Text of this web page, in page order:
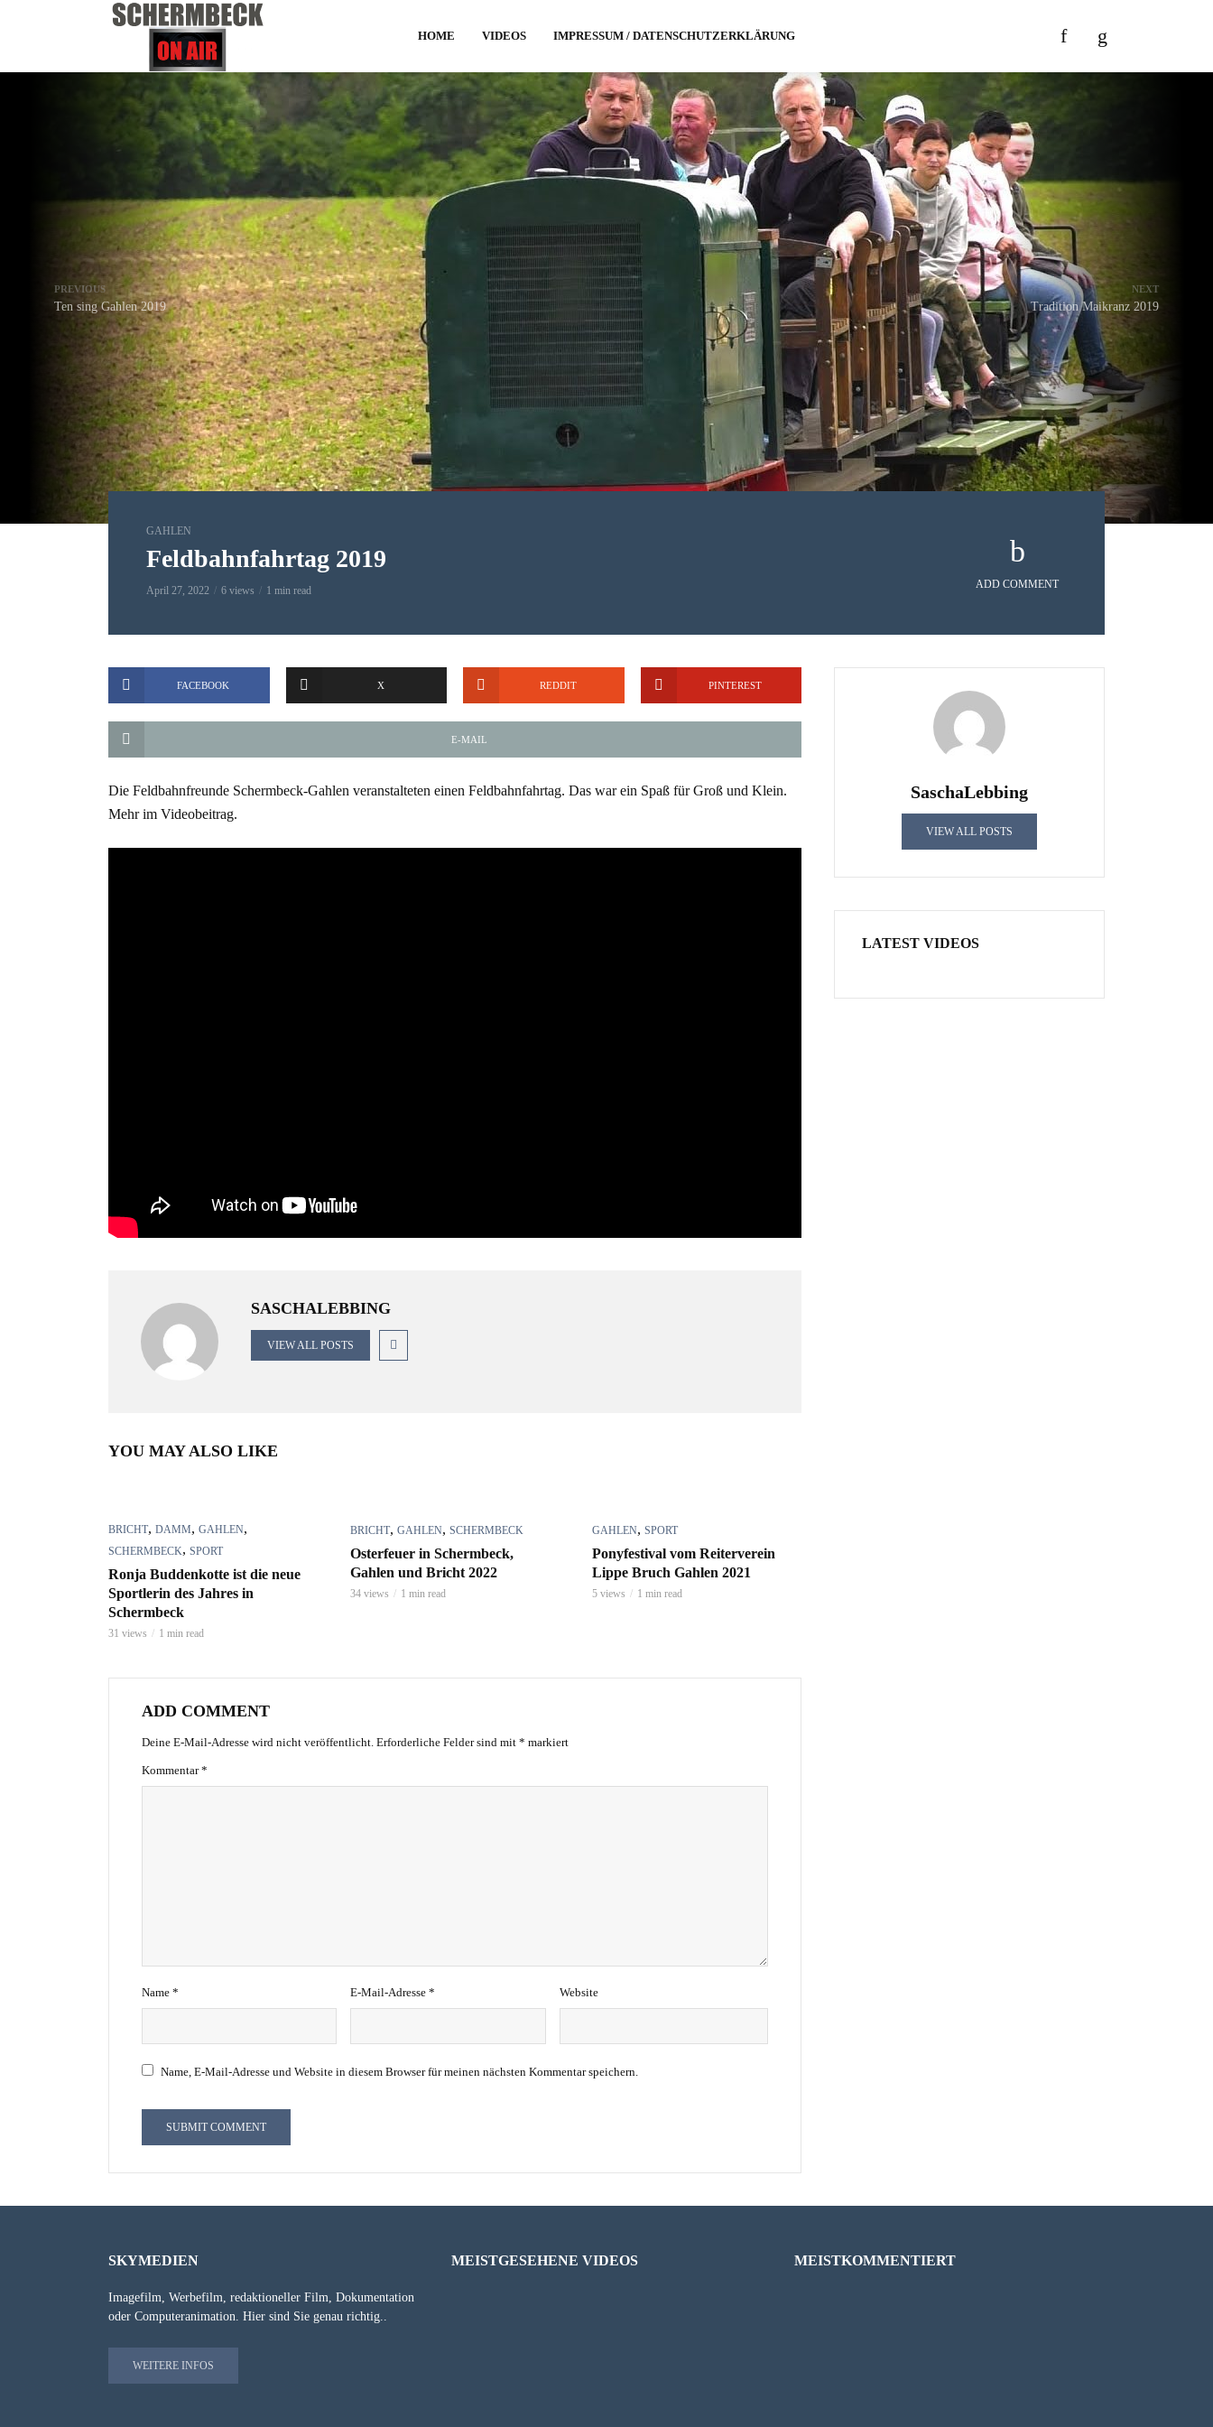
HOME VIDEOS IMPRESSUM / DATENSCHUTZERKLÄRUNG
PREVIOUS
Ten sing Gahlen 2019
NEXT
Tradition Maikranz 2019
GAHLEN
Feldbahnfahrtag 2019
April 27, 2022 6 views 1 min read
ADD COMMENT
FACEBOOK X REDDIT PINTEREST
E-MAIL
Die Feldbahnfreunde Schermbeck-Gahlen veranstalteten einen Feldbahnfahrtag. Das war ein Spaß für Groß und Klein.
Mehr im Videobeitrag.
SASCHALEBBING
VIEW ALL POSTS
YOU MAY ALSO LIKE
BRICHT, DAMM, GAHLEN,
SCHERMBECK, SPORT
Ronja Buddenkotte ist die neue
Sportlerin des Jahres in
Schermbeck
31 views 1 min read
BRICHT, GAHLEN, SCHERMBECK
Osterfeuer in Schermbeck,
Gahlen und Bricht 2022
34 views 1 min read
GAHLEN, SPORT
Ponyfestival vom Reiterverein
Lippe Bruch Gahlen 2021
5 views 1 min read
ADD COMMENT
Deine E-Mail-Adresse wird nicht veröffentlicht. Erforderliche Felder sind mit * markiert
Kommentar*
Name * E-Mail-Adresse* Website
Name, E-Mail-Adresse und Website in diesem Browser für meinen nächsten Kommentar speichern.
SaschaLebbing
VIEW ALL POSTS
LATEST VIDEOS
SKYMEDIEN
Imagefilm, Werbefilm, redaktioneller Film, Dokumentation
oder Computeranimation. Hier sind Sie genau richtig..
WEITERE INFOS
MEISTGESEHENE VIDEOS MEISTKOMMENTIERT